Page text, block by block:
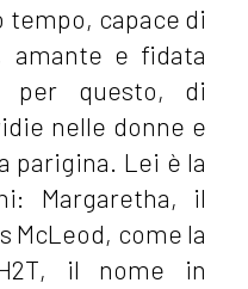
capace di
amante e fidata
per questo, di
nelle donne e
parigina. Lei è la
Margaretha, il
McLeod, come la
il nome in